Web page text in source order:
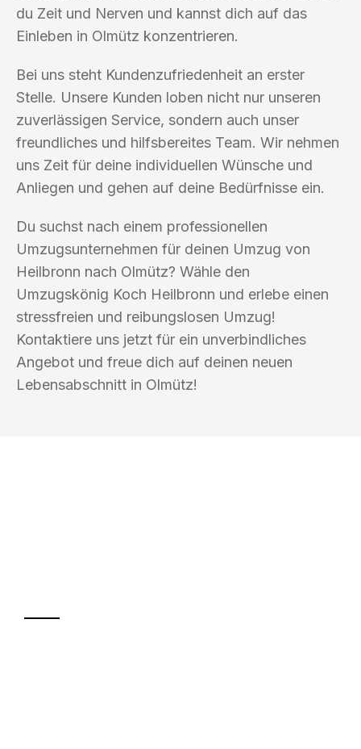
du Zeit und Nerven und kannst dich auf das
Einleben in Olmütz konzentrieren.
Bei uns steht Kundenzufriedenheit an erster
Stelle. Unsere Kunden loben nicht nur unseren
zuverlässigen Service, sondern auch unser
freundliches und hilfsbereites Team. Wir nehmen
uns Zeit für deine individuellen Wünsche und
Anliegen und gehen auf deine Bedürfnisse ein.
Du suchst nach einem professionellen
Umzugsunternehmen für deinen Umzug von
Heilbronn nach Olmütz? Wähle den
Umzugskönig Koch Heilbronn und erlebe einen
stressfreien und reibungslosen Umzug!
Kontaktiere uns jetzt für ein unverbindliches
Angebot und freue dich auf deinen neuen
Lebensabschnitt in Olmütz!